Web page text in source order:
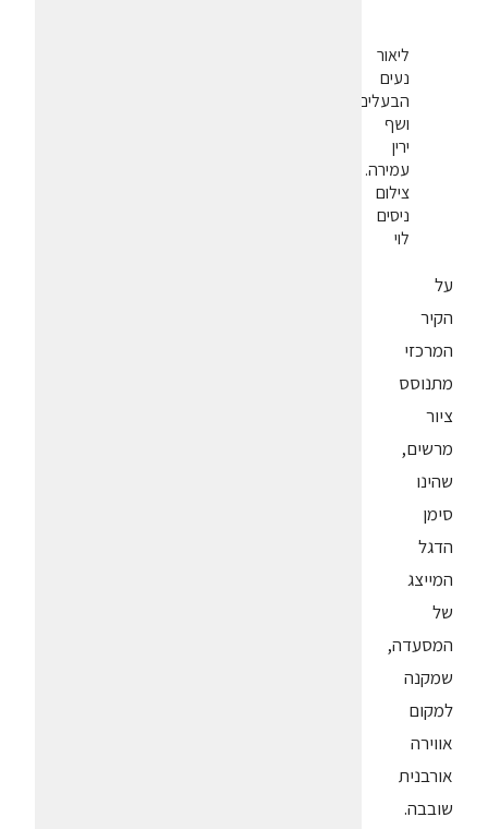
ליאור
נעים
הבעלים
ושף
ירין
עמירה.
צילום
ניסים
לוי
על
הקיר
המרכזי
מתנוסס
ציור
מרשים,
שהינו
סימן
הדגל
המייצג
של
המסעדה,
שמקנה
למקום
אווירה
אורבנית
שובבה.